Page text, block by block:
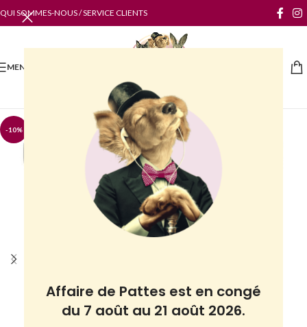
Affaire de Pattes est en congé
du 7 août au 21 août 2026.
QUI SOMMES-NOUS / SERVICE CLIENTS
MENU
-10%